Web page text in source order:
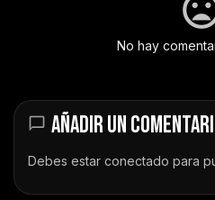
No hay
AÑADIR UN
Debes estar conectado para